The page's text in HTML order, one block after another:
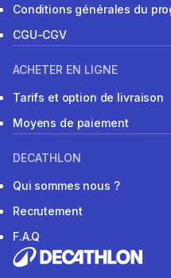
Conditions générales du
CGU-CGV
ACHETER EN LIGNE
Tarifs et option de livraison
Moyens de paiement
DECATHLON
Qui sommes nous ?
Recrutement
F.A.Q